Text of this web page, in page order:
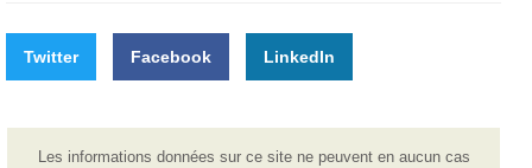
Twitter Facebook LinkedIn
Les informations données sur ce site ne peuvent en aucun cas